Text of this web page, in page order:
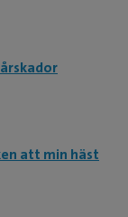
att min häst